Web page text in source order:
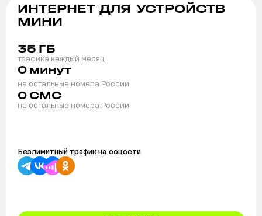
ИНТЕРНЕТ ДЛЯ УСТРОЙСТВ
МИНИ
35 ГБ
трафика каждый месяц
0 минут
на остальные номера России
0 СМС
на остальные номера России
Безлимитный трафик на соцсети